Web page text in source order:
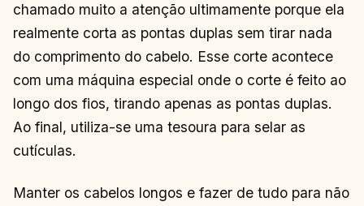
chamado muito a atenção ultimamente porque ela
realmente corta as pontas duplas sem tirar nada
do comprimento do cabelo. Esse corte acontece
com uma máquina especial onde o corte é feito ao
longo dos fios, tirando apenas as pontas duplas.
Ao final, utiliza-se uma tesoura para selar as
cutículas.
Manter os cabelos longos e fazer de tudo para não